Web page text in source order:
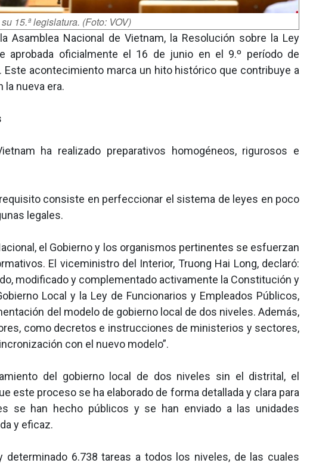
15.ª legislatura. (Foto: VOV)
Asamblea Nacional de Vietnam, la Resolución sobre la Ley
aprobada oficialmente el 16 de junio en el 9.º período de
acontecimiento marca un hito histórico que contribuye a
la nueva era.
ha realizado preparativos homogéneos, rigurosos e
consiste en perfeccionar el sistema de leyes en poco
legales.
el Gobierno y los organismos pertinentes se esfuerzan
El viceministro del Interior, Truong Hai Long, declaró:
modificado y complementado activamente la Constitución y
Local y la Ley de Funcionarios y Empleados Públicos,
del modelo de gobierno local de dos niveles. Además,
como decretos e instrucciones de ministerios y sectores,
con el nuevo modelo”.
del gobierno local de dos niveles sin el distrital, el
este proceso se ha elaborado de forma detallada y clara para
se han hecho públicos y se han enviado a las unidades
y eficaz.
determinado 6.738 tareas a todos los niveles, de las cuales